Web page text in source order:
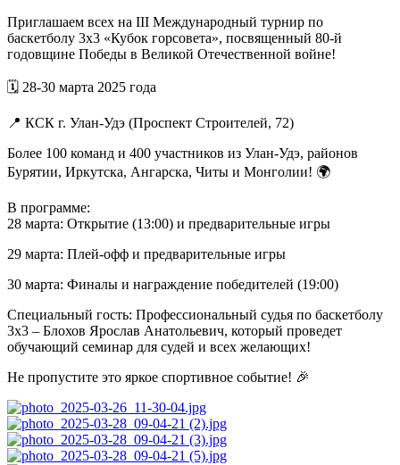
Приглашаем всех на III Международный турнир по
баскетболу 3х3 «Кубок горсовета», посвященный 80-й
годовщине Победы в Великой Отечественной войне!
🗓️ 28-30 марта 2025 года
📍 КСК г. Улан-Удэ (Проспект Строителей, 72)
Более 100 команд и 400 участников из Улан-Удэ, районов
Бурятии, Иркутска, Ангарска, Читы и Монголии! 🌍
В программе:
28 марта: Открытие (13:00) и предварительные игры
29 марта: Плей-офф и предварительные игры
30 марта: Финалы и награждение победителей (19:00)
Специальный гость: Профессиональный судья по баскетболу
3х3 – Блохов Ярослав Анатольевич, который проведет
обучающий семинар для судей и всех желающих!
Не пропустите это яркое спортивное событие! 🎉